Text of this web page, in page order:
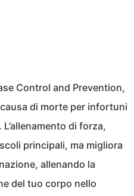
Control and Prevention,
di morte per infortuni
di forza,
principali, ma migliora
allenando la
del tuo corpo nello